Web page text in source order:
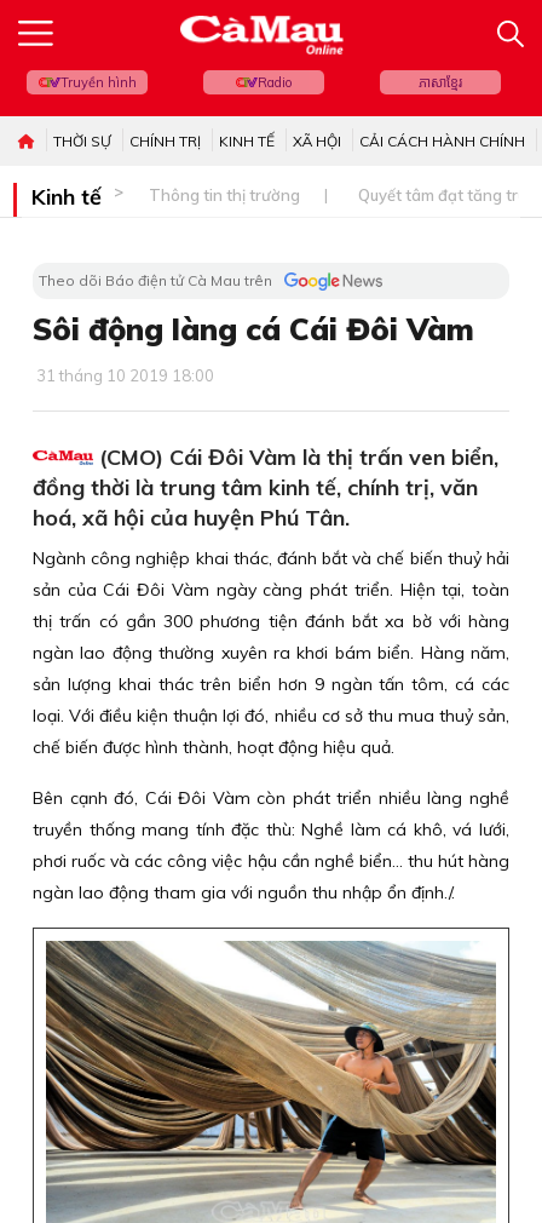
Truyền hình Radio ភាសាខ្មែរ
THỜI SỰ CHÍNH TRỊ KINH TẾ XÃ HỘI CẢI CÁCH HÀNH CHÍNH
Kinh tế Thông tin thị trường Quyết tâm đạt tăng
Theo dõi Báo điện tử Cà Mau trên
Sôi động làng cá Cái Đôi Vàm
31 tháng 10 2019 18:00
(CMO) Cái Đôi Vàm là thị trấn ven biển,
đồng thời là trung tâm kinh tế, chính trị, văn
hoá, xã hội của huyện Phú Tân.
Ngành công nghiệp khai thác, đánh bắt và chế biến thuỷ hải
sản của Cái Đôi Vàm ngày càng phát triển. Hiện tại, toàn
thị trấn có gần 300 phương tiện đánh bắt xa bờ với hàng
ngàn lao động thường xuyên ra khơi bám biển. Hàng năm,
sản lượng khai thác trên biển hơn 9 ngàn tấn tôm, cá các
loại. Với điều kiện thuận lợi đó, nhiều cơ sở thu mua thuỷ sản,
chế biến được hình thành, hoạt động hiệu quả.
Bên cạnh đó, Cái Đôi Vàm còn phát triển nhiều làng nghề
truyền thống mang tính đặc thù: Nghề làm cá khô, vá lưới,
phơi ruốc và các công việc hậu cần nghề biển… thu hút hàng
ngàn lao động tham gia với nguồn thu nhập ổn định./.